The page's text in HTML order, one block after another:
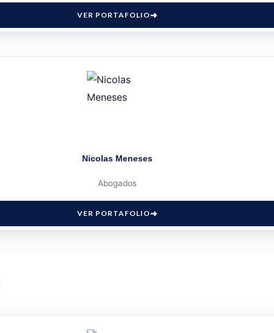
VER PORTAFOLIO
Nicolas Meneses
Abogados
VER PORTAFOLIO